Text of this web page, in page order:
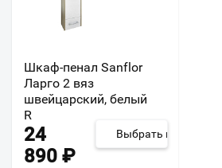
Шкаф-пенал Sanflor
Ларго 2 вяз
швейцарский, белый
R
24
890 ₽
Выбрать из 8